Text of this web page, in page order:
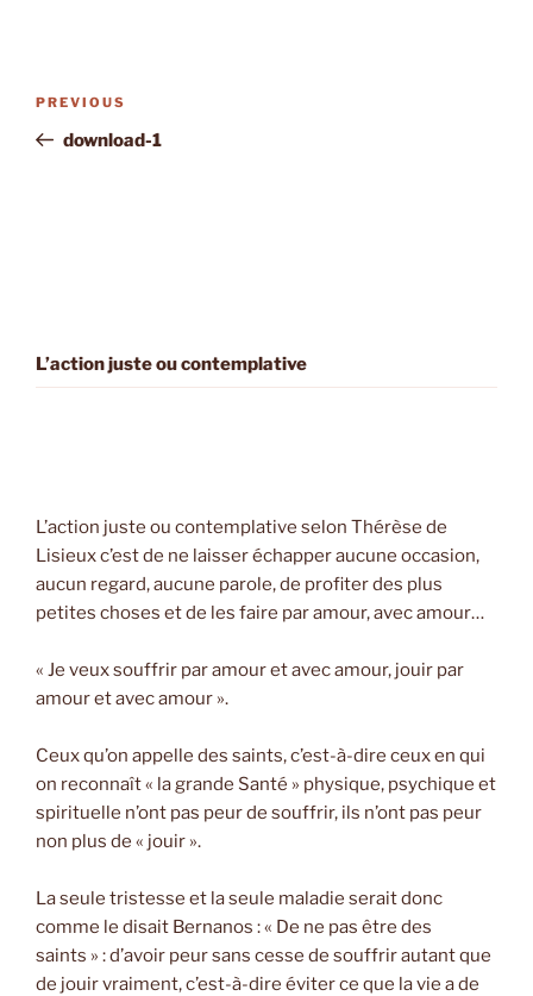
Previous
Post
PREVIOUS
download-1
L’action juste ou contemplative
L’action juste ou contemplative selon Thérèse de
Lisieux c’est de ne laisser échapper aucune occasion,
aucun regard, aucune parole, de profiter des plus
petites choses et de les faire par amour, avec amour…
« Je veux souffrir par amour et avec amour, jouir par
amour et avec amour ».
Ceux qu’on appelle des saints, c’est-à-dire ceux en qui
on reconnaît « la grande Santé » physique, psychique et
spirituelle n’ont pas peur de souffrir, ils n’ont pas peur
non plus de « jouir ».
La seule tristesse et la seule maladie serait donc
comme le disait Bernanos : « De ne pas être des
saints » : d’avoir peur sans cesse de souffrir autant que
de jouir vraiment, c’est-à-dire éviter ce que la vie a de